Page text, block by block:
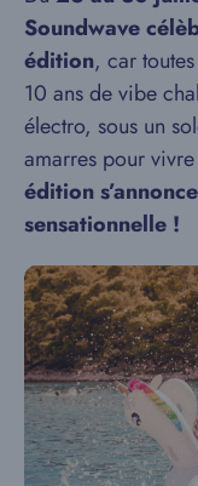
Soundwave
édition, car
10 ans de vibe
électro, sous un
amarres pour vivre
édition
sensationnelle !